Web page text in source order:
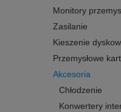
Monitory
Zasilanie
Kieszenie
Przemysłowe
Akcesoria
Chłodzenie
Konwertery